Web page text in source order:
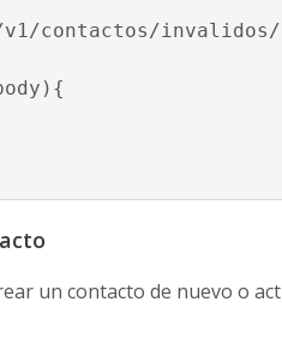
contactos/
un contacto de nuevo o